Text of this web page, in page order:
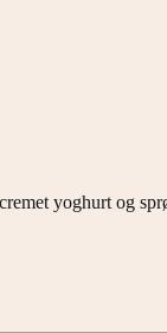
yoghurt og